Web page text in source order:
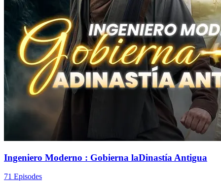
Ingeniero Moderno : Gobierna laDinastía Antigua
71 Episodes